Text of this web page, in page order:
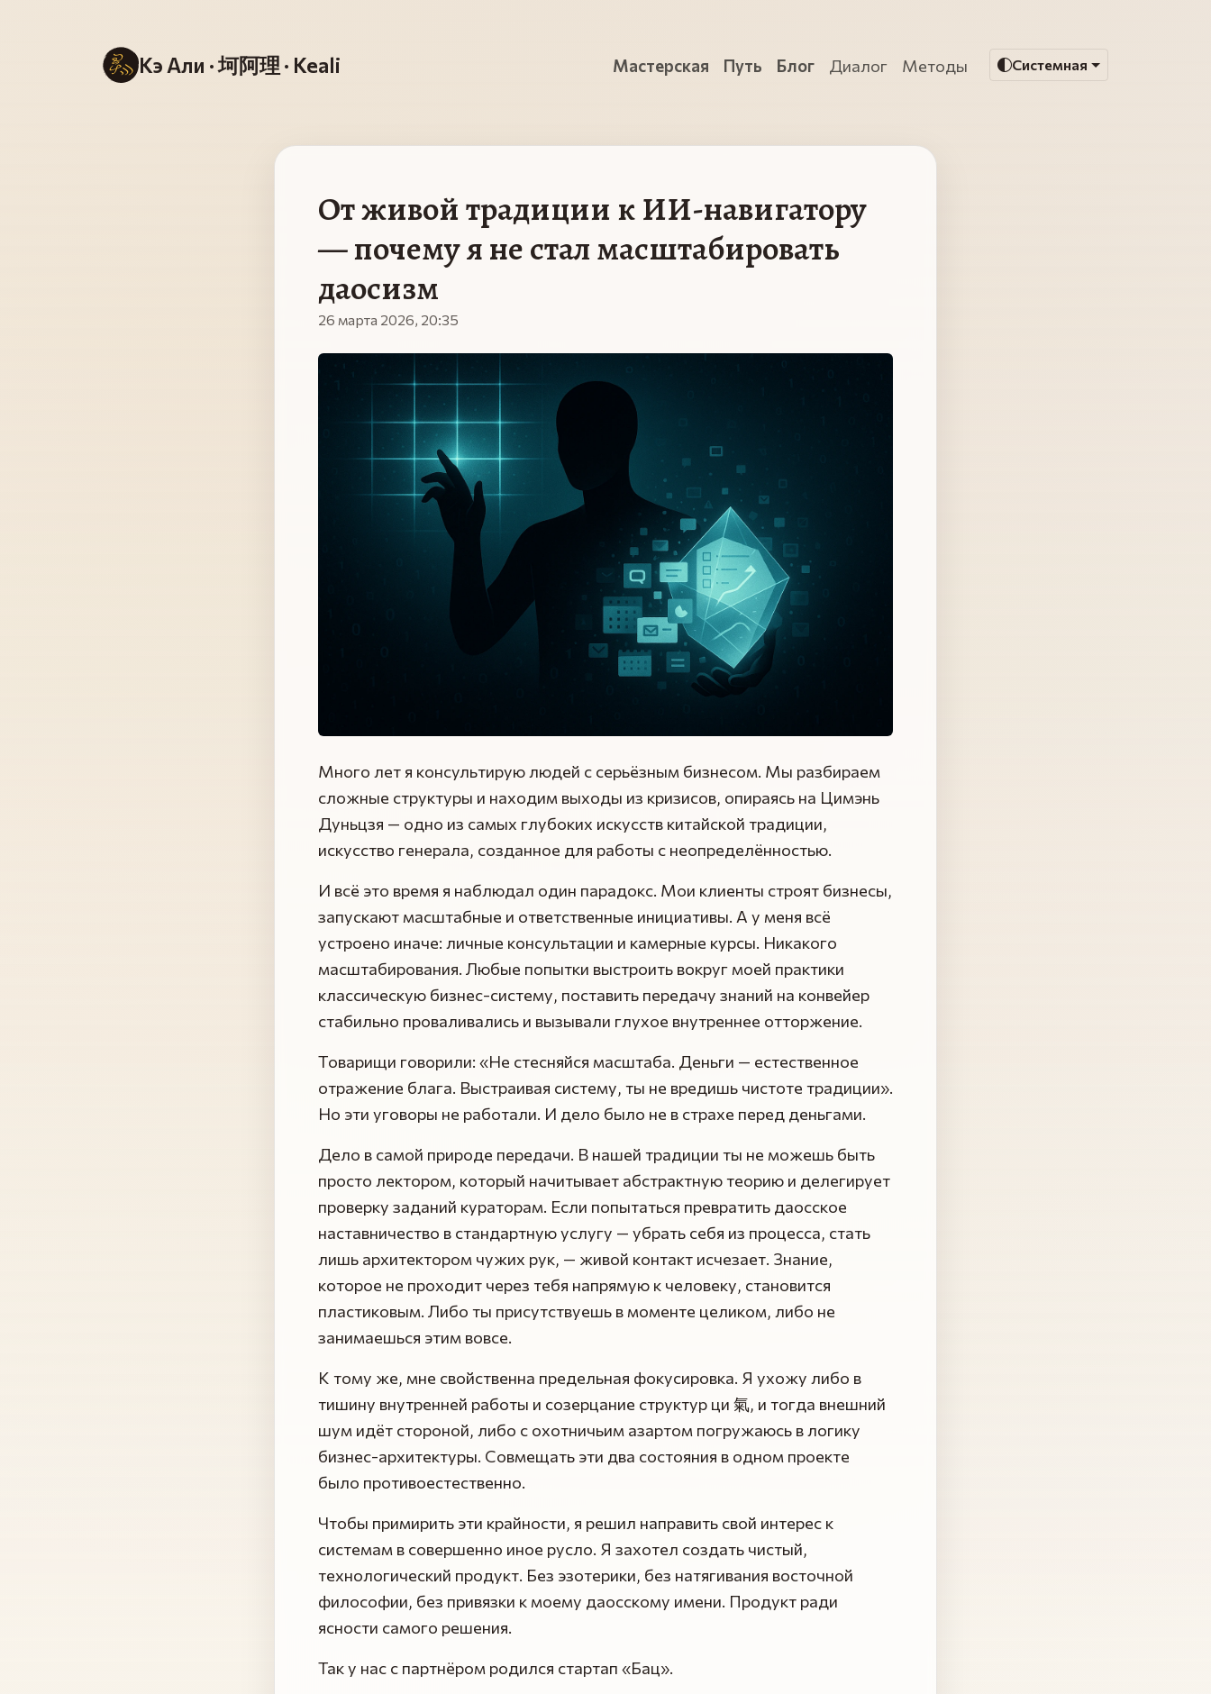
Кэ Али · 坷阿理 · Keali Мастерская Путь Блог Диалог Методы Системная
От живой традиции к ИИ-навигатору
— почему я не стал масштабировать
даосизм
26 марта 2026, 20:35
Много лет я консультирую людей с серьёзным бизнесом. Мы разбираем
сложные структуры и находим выходы из кризисов, опираясь на Цимэнь
Дуньцзя — одно из самых глубоких искусств китайской традиции,
искусство генерала, созданное для работы с неопределённостью.
И всё это время я наблюдал один парадокс. Мои клиенты строят бизнесы,
запускают масштабные и ответственные инициативы. А у меня всё
устроено иначе: личные консультации и камерные курсы. Никакого
масштабирования. Любые попытки выстроить вокруг моей практики
классическую бизнес-систему, поставить передачу знаний на конвейер
стабильно проваливались и вызывали глухое внутреннее отторжение.
Товарищи говорили: «Не стесняйся масштаба. Деньги — естественное
отражение блага. Выстраивая систему, ты не вредишь чистоте традиции».
Но эти уговоры не работали. И дело было не в страхе перед деньгами.
Дело в самой природе передачи. В нашей традиции ты не можешь быть
просто лектором, который начитывает абстрактную теорию и делегирует
проверку заданий кураторам. Если попытаться превратить даосское
наставничество в стандартную услугу — убрать себя из процесса, стать
лишь архитектором чужих рук, — живой контакт исчезает. Знание,
которое не проходит через тебя напрямую к человеку, становится
пластиковым. Либо ты присутствуешь в моменте целиком, либо не
занимаешься этим вовсе.
К тому же, мне свойственна предельная фокусировка. Я ухожу либо в
тишину внутренней работы и созерцание структур ци 氣, и тогда внешний
шум идёт стороной, либо с охотничьим азартом погружаюсь в логику
бизнес-архитектуры. Совмещать эти два состояния в одном проекте
было противоестественно.
Чтобы примирить эти крайности, я решил направить свой интерес к
системам в совершенно иное русло. Я захотел создать чистый,
технологический продукт. Без эзотерики, без натягивания восточной
философии, без привязки к моему даосскому имени. Продукт ради
ясности самого решения.
Так у нас с партнёром родился стартап «Бац».